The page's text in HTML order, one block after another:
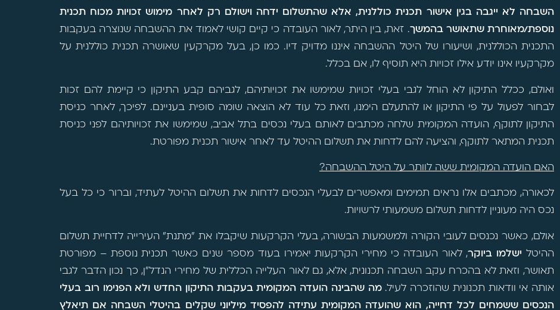
השבחה לא ייגבה בגין אישור תכנית כוללנית, אלא שהתשלום ידחה וישולם רק לאחר מימוש זכויות מכוח תכנית
נוספת/מאוחרת שתאושר בהמשך. זאת, בין היתר, לאור העובדה כי קיים קושי לאמוד את ההשבחה שנוצרה בעקבות
התכנית הכוללנית, ושיעורו של היטל ההשבחה איננו מדויק דיו. כמו כן, בעל מקרקעין שאושרה תכנית כוללנית על
מקרקעיו אינו יודע אילו זכויות היא תוסיף לו, אם בכלל.
ואולם, ככלל התיקון לא הוחל לגבי בעלי זכויות שמימשו את זכויותיהם, לגביהם קבע התיקון כי קיימת להם זכות
לבחור לפעול על פי התיקון או להתעלם הימנו, וזאת כל עוד לא הוצאה שומה סופית בעניינם. לפיכך, לאחר כניסת
התיקון לתוקף, הועדה המקומית שלחה מכתבים לאותם בעלי נכסים בתל אביב, שמימשו את זכויותיהם לפני כניסת
תכנית המתאר לתוקף, והציעה להם לדחות את תשלום ההיטל עד לאחר אישור תכנית מפורטת.
האם הועדה המקומית ששה לוותר על היטל ההשבחה?
לכאורה, מכתבים אלו נראים תמימים ומאפשרים לבעלי הנכסים לדחות את תשלום ההיטל לעתיד, וברור כי כל בעל
נכס היה מעוניין לדחות תשלום משמעותי לרשויות.
אולם, כאשר נכנסים לעובי הקורה ולמשמעות הבשורה, בעלי הקרקעות שיקבלו את "מתנת" העירייה לדחיית תשלום
ההיטל ישלמו ביוקר, לאור העובדה כי מחירי הקרקעות יאמירו בעוד מספר שנים כאשר תכנית נוספת – מפורטת
תאושר, וזאת לא בהכרח עקב השבחה תכנונית, אלא, גם לאור העלייה הכללית של מחירי הנדל"ן, כך נכון הדבר לגבי
אותה אי וודאות תכנונית שהוזכרה לעיל.מה שהבינה הועדה המקומית בעקבות התיקון החדש ולא הפנימו רוב בעלי
הנכסים ששמחים לכל דחייה, הוא שהועדה המקומית עתידה להפסיד מיליוני שקלים בהיטלי השבחה אם תיאלץ